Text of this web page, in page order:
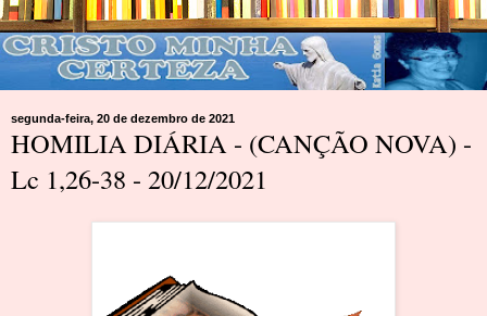
segunda-feira, 20 de dezembro de 2021
HOMILIA DIÁRIA - (CANÇÃO NOVA) -
Lc 1,26-38 - 20/12/2021